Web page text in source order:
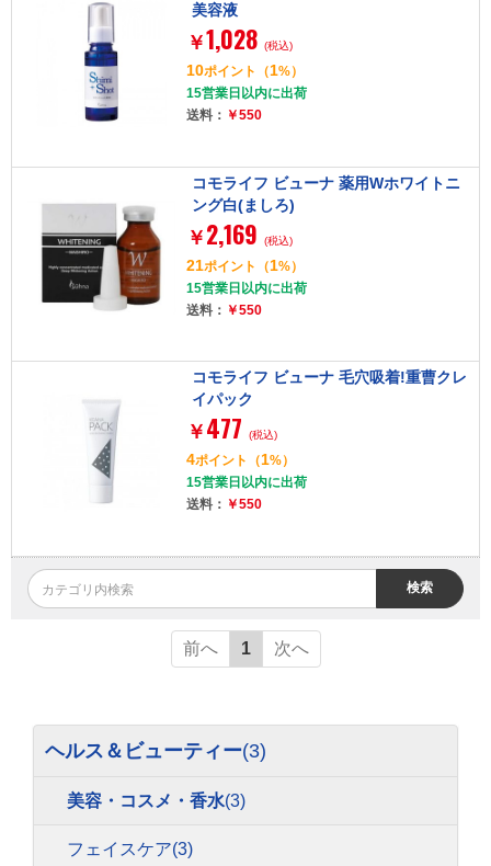
美容液
￥1,028 (税込)
10ポイント （1%）
15営業日以内に出荷
送料： ￥550
コモライフ ビューナ 薬用Wホワイトニ
ング白(ましろ)
￥ 2,169 (税込)
21ポイント （1%）
15営業日以内に出荷
送料： ￥550
コモライフ ビューナ 毛穴吸着!重曹クレ
イパック
￥ 477 (税込)
4ポイント （1%）
15営業日以内に出荷
送料： ￥550
検索
前へ 1 次へ
ヘルス＆ビューティー(3)
美容・コスメ・香水(3)
フェイスケア(3)